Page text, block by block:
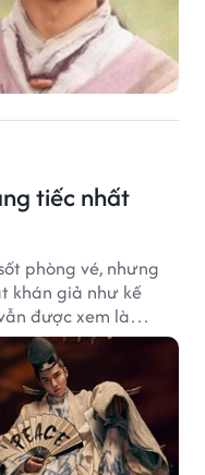
tiếc nhất
phòng vé, nhưng
khán giả như kế
được xem là
màn ảnh Hoa ngữ.